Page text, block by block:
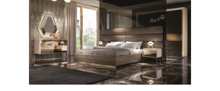
CONTEMPORANEO / CAMERE
Majestic 2